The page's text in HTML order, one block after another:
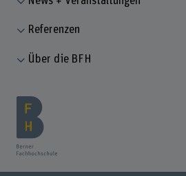
Referenzen
Über die BFH